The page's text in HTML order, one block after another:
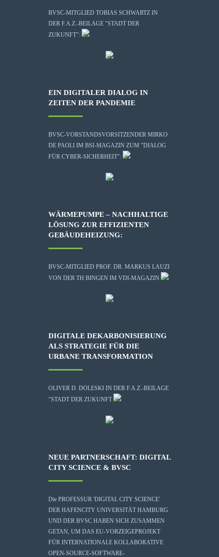
BVSC-MITGLIED TOBIAS SCHWARTZ IN
DER F.A.Z.-BEILAGE "STADT DER
ZUKUNFT":
EIN DIGITALER DIALOG IN
ZEITEN DER PANDEMIE
BVSC-VORSTANDSVORSITZENDER MIRKO
DE PAOLI IM BSI-MAGAZIN ZUM "DIALOG
FÜR CYBER-SICHERHEIT":
WÄRMEPUMPE – NACHHALTIGE
LÖSUNG ZUR EFFIZIENTEN
GEBÄUDEHEIZUNG:
BVSC-MITGLIED PROF. DR. MARKUS LAUZI
VON DER TH BINGEN IM VDI-MAGAZIN
DIGITALE DEKARBONISIERUNG
ALS STRATEGIE FÜR DIE
URBANE TRANSFORMATION
OLIVER D. DOLESKI IN DER F.A.Z.-BEILAGE
"STADT DER ZUKUNFT
NEUE PARTNERSCHAFT: DIGITAL
CITY SCIENCE & BVSC
Die PROFESSUR 'DIGITAL CITY SCIENCE'
DER HAFENCITY UNIVERSITÄT HAMBURG
UND DER BVSC HABEN SICH ZUSAMMEN
GETAN, UM DAS EU-VORZEIGEPROJEKT
FÜR INTERNATIONALE KOLLABORATIVE
OPEN-SOURCE-SOFTWARE-